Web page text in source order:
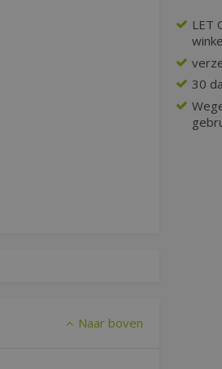
LET
30
Naar boven